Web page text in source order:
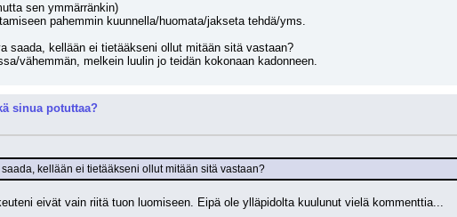
sen ymmärränkin)
pahemmin kuunnella/huomata/jakseta tehdä/yms.
saada, kellään ei tietääkseni ollut mitään sitä vastaan?
vähemmän, melkein luulin jo teidän kokonaan kadonneen.
sinua potuttaa?
kellään ei tietääkseni ollut mitään sitä vastaan?
eivät vain riitä tuon luomiseen. Eipä ole ylläpidolta kuulunut vielä kommenttia...